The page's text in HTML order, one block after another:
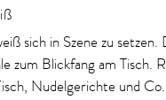
sich in Szene zu
zum Blickfang am Tisch.
Nudelgerichte und